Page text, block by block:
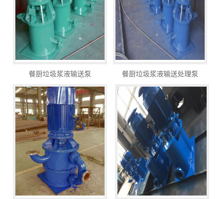
餐厨垃圾浆液输送泵 餐厨垃圾浆液输送处理泵